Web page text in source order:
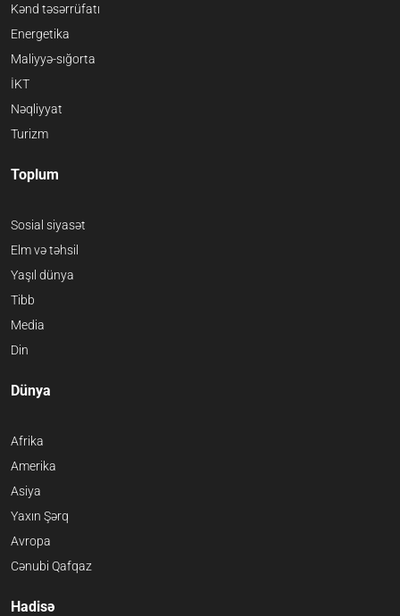
Kənd təsərrüfatı
Energetika
Maliyyə-sığorta
İKT
Nəqliyyat
Turizm
Toplum
Sosial siyasət
Elm və təhsil
Yaşıl dünya
Tibb
Media
Din
Dünya
Afrika
Amerika
Asiya
Yaxın Şərq
Avropa
Cənubi Qafqaz
Hadisə